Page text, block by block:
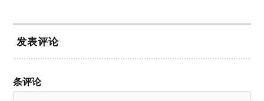
发表评论
条评论